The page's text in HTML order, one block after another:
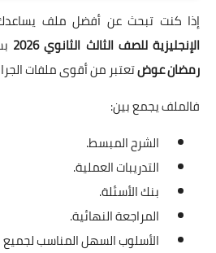
إذا كنت تبحث عن أفضل ملف
الإنجليزية للصف الثالث الثانوي 2026
رمضان عوضتعتبر من أقوى ملفات
فالملف يجمع بين:
الشرح المبسط.
التدريبات العملية.
بنك الأسئلة.
المراجعة النهائية.
الأسلوب السهل المناسب لجميع